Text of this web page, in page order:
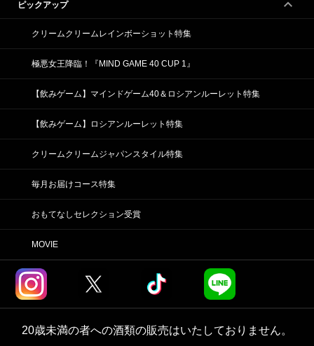
ピックアップ
クリームクリームレインボーショット特集
極悪女王降臨！『MIND GAME 40 CUP 1』
【飲みゲーム】マインドゲーム40＆ロシアンルーレット特集
【飲みゲーム】ロシアンルーレット特集
クリームクリームジャパンスタイル特集
毎月お届けコース特集
おもてなしセレクション受賞
MOVIE
20歳未満の者への酒類の販売はいたしておりません。